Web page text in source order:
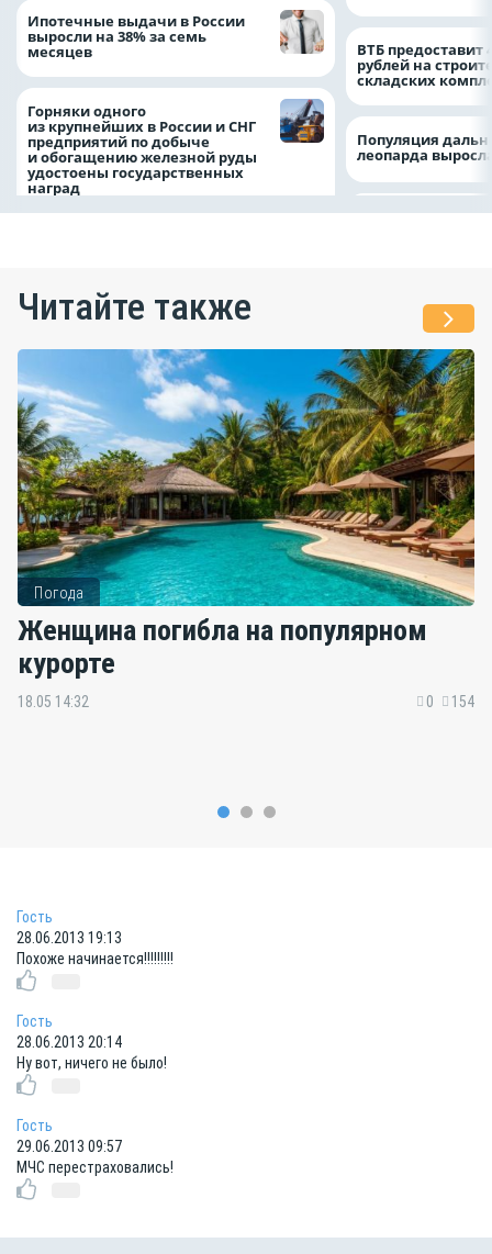
Ипотечные выдачи в России
выросли на 38% за семь
месяцев
Горняки одного
из крупнейших в России и СНГ
предприятий по добыче
и обогащению железной руды
удостоены государственных
наград
ВТБ предоставит
рублей на
складских
Популяция
леопарда
Читайте также
Погода
Женщина погибла на популярном
курорте
18.05 14:32 0 154
Гость
28.06.2013 19:13
Похоже начинается!!!!!!!!!
Гость
28.06.2013 20:14
Ну вот, ничего не было!
Гость
29.06.2013 09:57
МЧС перестраховались!